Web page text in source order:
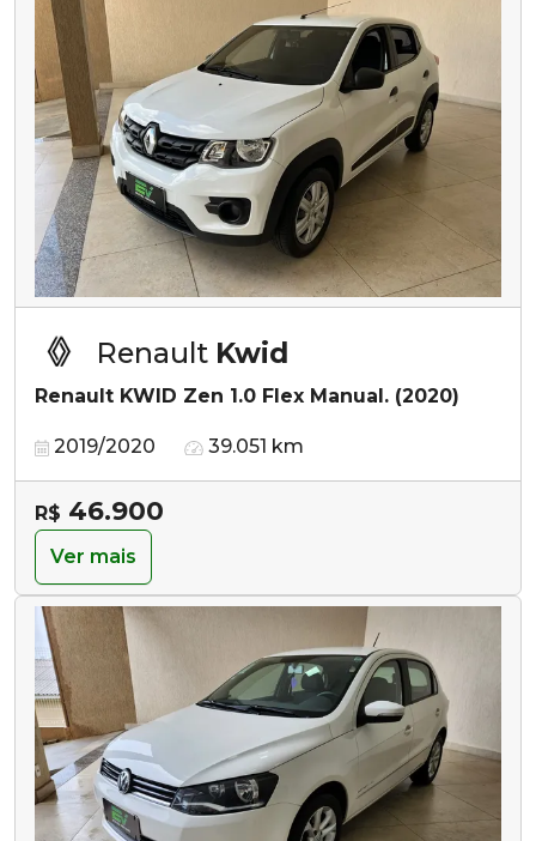
Renault Kwid
Renault KWID Zen 1.0 Flex Manual. (2020)
2019/2020 39.051 km
R$ 46.900
Ver mais